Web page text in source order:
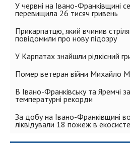
У червні на Івано-Франківщині
перевищила 26 тисяч гривень
Прикарпатцю, який вчинив
повідомили про нову підозру
У Карпатах знайшли рідкісний
Помер ветеран війни Михайло
В Івано-Франківську та Яремчі
температурні рекорди
За добу на Івано-Франківщині
ліквідували 18 пожеж в